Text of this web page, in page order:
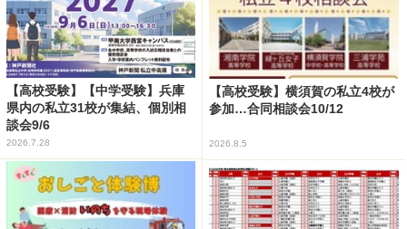
【高校受験】【中学受験】兵庫
県内の私立31校が集結、個別相
談会9/6
2026.7.28
【高校受験】横須賀の私立4校が
参加…合同相談会10/12
2026.8.5